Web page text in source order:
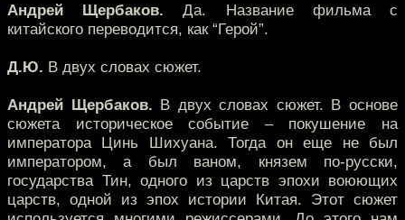
Андрей Щербаков. Да. Название фильма с
китайского переводится, как “Герой”.
Д.Ю. В двух словах сюжет.
Андрей Щербаков. В двух словах сюжет. В основе
сюжета историческое событие – покушение на
императора Цинь Шихуана. Тогда он еще не был
императором, а был ваном, князем по-русски,
государства Тин, одного из царств эпохи воюющих
царств, одной из эпох истории Китая. Этот сюжет